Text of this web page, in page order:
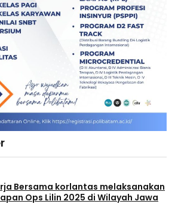
Bersama korlantas melaksanakan
Ops Lilin 2025 di Wilayah Jawa